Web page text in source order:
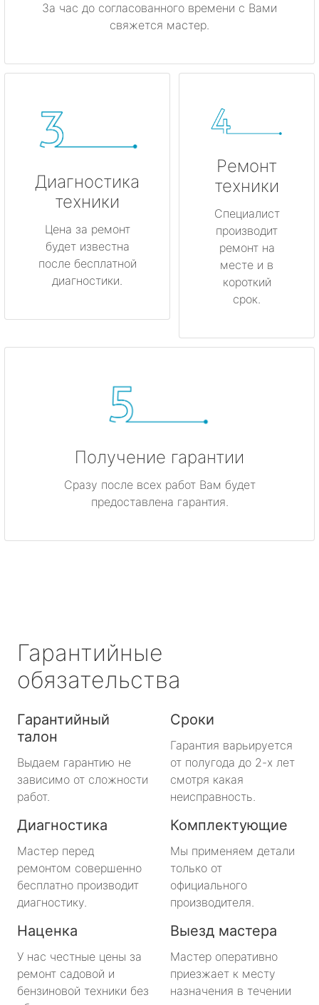
За час до согласованного времени с Вами
свяжется мастер.
Диагностика
техники
Цена за ремонт
будет известна
после бесплатной
диагностики.
Ремонт
техники
Специалист
производит
ремонт на
месте и в
короткий
срок.
Получение гарантии
Сразу после всех работ Вам будет
предоставлена гарантия.
Гарантийные
обязательства
Гарантийный
талон
Выдаем гарантию не
зависимо от сложности
работ.
Сроки
Гарантия варьируется
от полугода до 2-х лет
смотря какая
неисправность.
Диагностика
Мастер перед
ремонтом совершенно
бесплатно производит
диагностику.
Комплектующие
Мы применяем детали
только от
официального
производителя.
Наценка
У нас честные цены за
ремонт садовой и
бензиновой техники без
Выезд мастера
Мастер оперативно
приезжает к месту
назначения в течении